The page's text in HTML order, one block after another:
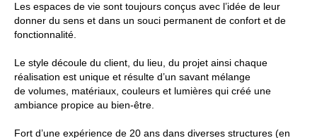
Les espaces de vie sont toujours conçus avec l’idée de leur
donner du sens et dans un souci permanent de confort et de
fonctionnalité.
Le style découle du client, du lieu, du projet ainsi chaque
réalisation est unique et résulte d’un savant mélange
de volumes, matériaux, couleurs et lumières qui créé une
ambiance propice au bien-être.
Fort d’une expérience de 20 ans dans diverses structures (en